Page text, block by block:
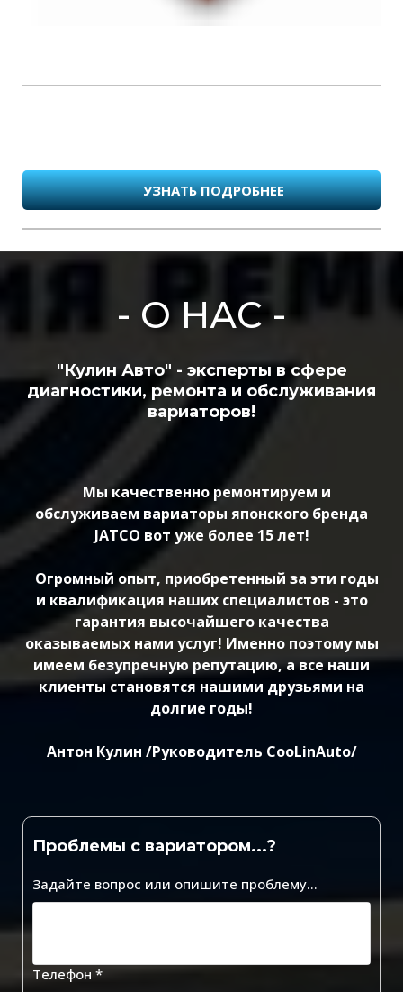
УЗНАТЬ ПОДРОБНЕЕ
- О НАС -
"Кулин Авто" - эксперты в сфере
диагностики, ремонта и обслуживания
вариаторов!
Мы качественно ремонтируем и
обслуживаем вариаторы японского бренда
JATCO вот уже более 15 лет!
Огромный опыт, приобретенный за эти годы
и квалификация наших специалистов - это
гарантия высочайшего качества
оказываемых нами услуг! Именно поэтому мы
имеем безупречную репутацию, а все наши
клиенты становятся нашими друзьями на
долгие годы!
Антон Кулин /Руководитель CooLinAuto/
Проблемы с вариатором...?
Задайте вопрос или опишите проблему...
Телефон *